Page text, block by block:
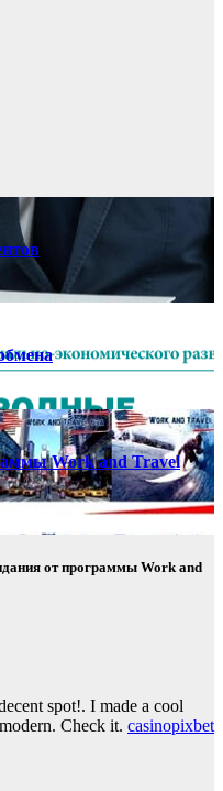
Work and Travel
от программы Work and
spot!. I made a cool
Check it. casinopixbet